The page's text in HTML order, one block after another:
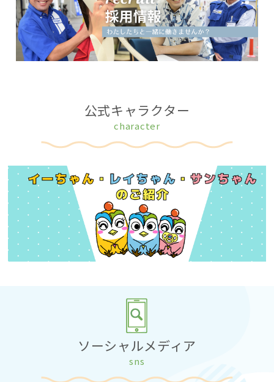
公式キャラクター
character
ソーシャルメディア
sns